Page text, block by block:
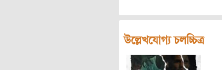
উল্লেখযোগ্য চলচ্চিত্র